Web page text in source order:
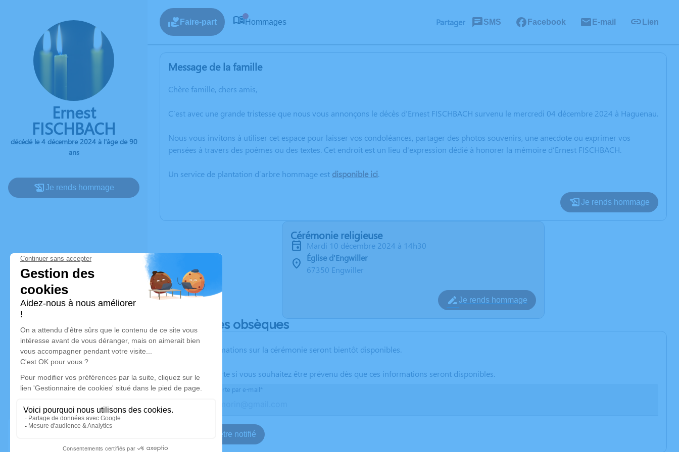
Ernest
FISCHBACH
décédé le 4 décembre 2024 à l'âge de 90
ans
Je rends hommage
Faire-part Hommages Partager SMS Facebook E-mail Lien
Message de la famille
Chère famille, chers amis,
C’est avec une grande tristesse que nous vous annonçons le décès d’Ernest FISCHBACH survenu le mercredi 04 décembre 2024 à Haguenau.
Nous vous invitons à utiliser cet espace pour laisser vos condoléances, partager des photos souvenirs, une anecdote ou exprimer vos
pensées à travers des poèmes ou des textes. Cet endroit est un lieu d'expression dédié à honorer la mémoire d’Ernest FISCHBACH.
Un service de plantation d’arbre hommage est disponible ici.
Je rends hommage
Cérémonie religieuse
mardi 10 décembre 2024 à 14h30
Église d'Engwiller
67350 Engwiller
Je rends hommage
Déroulé des obsèques
Les informations sur la cérémonie seront bientôt disponibles.
Activez une alerte si vous souhaitez être prévenu dès que ces informations seront disponibles.
Recevoir une alerte par e-mail*
Je veux être notifié